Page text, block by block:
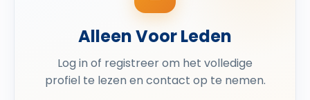
Alleen Voor Leden
Log in of registreer om het volledige
profiel te lezen en contact op te nemen.